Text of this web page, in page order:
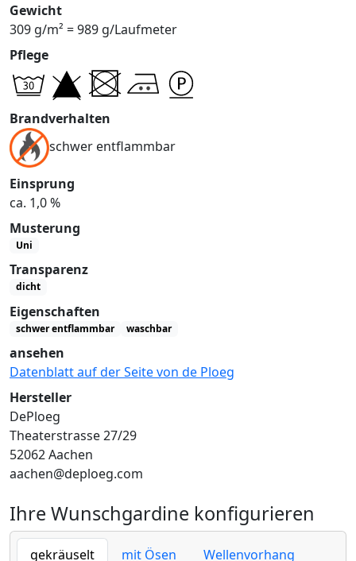
Gewicht
309 g/m² = 989 g/Laufmeter
Pflege
Brandverhalten
schwer entflammbar
Einsprung
ca. 1,0 %
Musterung
Uni
Transparenz
dicht
Eigenschaften
schwer entflammbar waschbar
ansehen
Datenblatt auf der Seite von de Ploeg
Hersteller
DePloeg
Theaterstrasse 27/29
52062 Aachen
aachen@deploeg.com
Ihre Wunschgardine konfigurieren
gekräuselt mit Ösen Wellenvorhang